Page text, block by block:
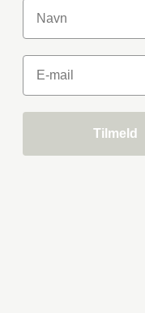
Tilmeld